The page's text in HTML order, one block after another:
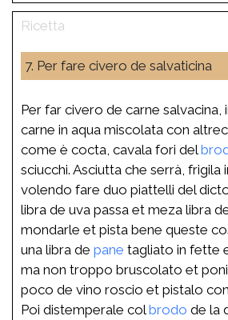
7. Per fare civero de salvaticina
Per far civero de carne salvacina,
carne in aqua miscolata con
come è cocta, cavala fori del
sciucchi. Asciutta che serrà, frigila
volendo fare duo piattelli del
libra de uva passa et meza libra
mondarle et pista bene queste
una libra de pane tagliato in fette
ma non troppo bruscolato et
poco de vino roscio et pistalo
Poi distemperale colbrodo de la